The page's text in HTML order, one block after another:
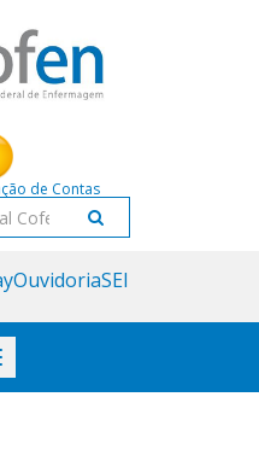
de Contas
OuvidoriaSEI